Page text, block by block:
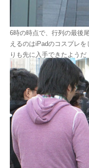
6時の時点で、行列の最後
えるのはiPadのコスプレ
りも先に入手できたようだ